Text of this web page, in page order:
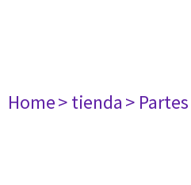
Home> tienda> Partes